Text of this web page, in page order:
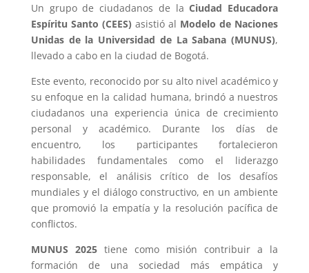
Un grupo de ciudadanos de laCiudad Educadora
Espíritu Santo (CEES) asistió al Modelo de Naciones
Unidas de la Universidad de La Sabana (MUNUS),
llevado a cabo en la ciudad de Bogotá.
Este evento, reconocido por su alto nivel académico y
su enfoque en la calidad humana, brindó a nuestros
ciudadanos una experiencia única de crecimiento
personal y académico. Durante los días de
encuentro, los participantes fortalecieron
habilidades fundamentales como el liderazgo
responsable, el análisis crítico de los desafíos
mundiales y el diálogo constructivo, en un ambiente
que promovió la empatía y la resolución pacífica de
conflictos.
MUNUS 2025tiene como misión contribuir a la
formación de una sociedad más empática y